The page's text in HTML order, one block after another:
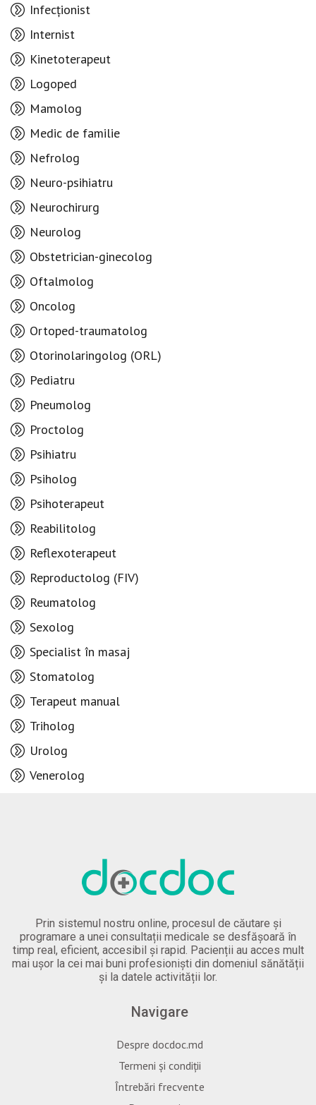
Infecționist
Internist
Kinetoterapeut
Logoped
Mamolog
Medic de familie
Nefrolog
Neuro-psihiatru
Neurochirurg
Neurolog
Obstetrician-ginecolog
Oftalmolog
Oncolog
Ortoped-traumatolog
Otorinolaringolog (ORL)
Pediatru
Pneumolog
Proctolog
Psihiatru
Psiholog
Psihoterapeut
Reabilitolog
Reflexoterapeut
Reproductolog (FIV)
Reumatolog
Sexolog
Specialist în masaj
Stomatolog
Terapeut manual
Triholog
Urolog
Venerolog
Prin sistemul nostru online, procesul de căutare și
programare a unei consultații medicale se desfășoară în
timp real, eficient, accesibil și rapid. Pacienții au acces mult
mai ușor la cei mai buni profesioniști din domeniul sănătății
și la datele activității lor.
Navigare
Despre docdoc.md
Termeni și condiții
Întrebări frecvente